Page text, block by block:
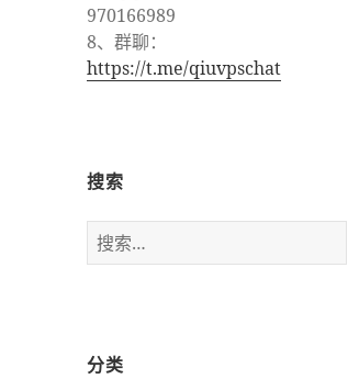
970166989
8、群聊：
https://t.me/qiuvpschat
搜索
搜
索
分类